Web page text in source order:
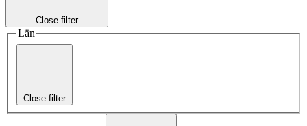
Close filter
Län
Close filter